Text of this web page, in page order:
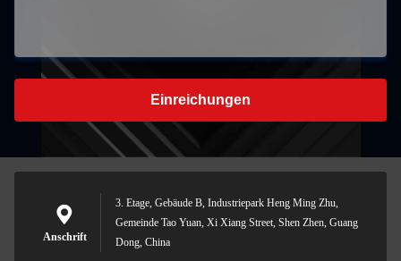
Einreichungen
Anschrift
3. Etage, Gebäude B, Industriepark Heng Ming Zhu,
Gemeinde Tao Yuan, Xi Xiang Street, Shen Zhen, Guang
Dong, China